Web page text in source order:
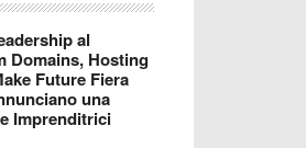
al
Domains, Hosting
Future Fiera
una
Imprenditrici